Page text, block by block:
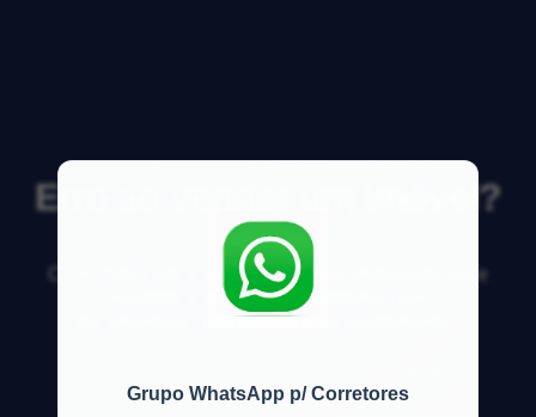
Grupo WhatsApp p/ Corretores
Erro ao vender um imóvel?
Como fa&ccedil;o para vender meu im&oacute;vel e
n&atilde;o ter nenhum problema com
documenta&ccedil;&atilde;o ou recebimento?